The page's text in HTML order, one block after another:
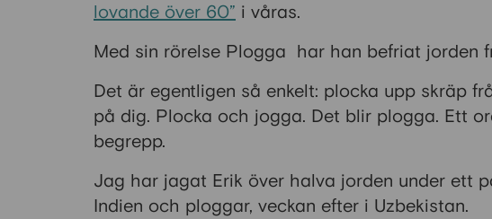
lovande över 60” i våras.
Med sin rörelse Plogga har han befriat jorden
Det är egentligen så enkelt: plocka upp skräp
på dig. Plocka och jogga. Det blir plogga. Ett
begrepp.
Jag har jagat Erik över halva jorden under ett
Indien och ploggar, veckan efter i Uzbekistan.